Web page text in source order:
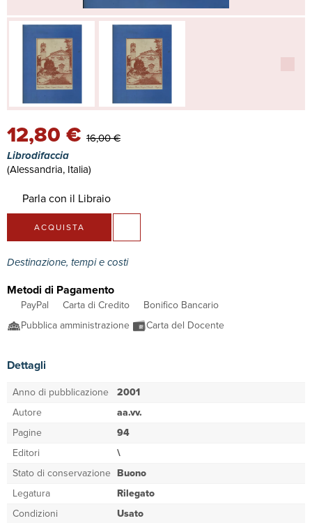
12,80 € 16,00 €
Librodifaccia
(Alessandria, Italia)
Parla con il Libraio
ACQUISTA
Destinazione, tempi e costi
Metodi di Pagamento
PayPal Carta di Credito
Bonifico Bancario
Pubblica amministrazione
Carta del Docente
Dettagli
Anno di pubblicazione 2001
Autore
aa.vv.
Pagine
94
Editori
\
Stato di conservazione Buono
Legatura
Rilegato
Condizioni
Usato